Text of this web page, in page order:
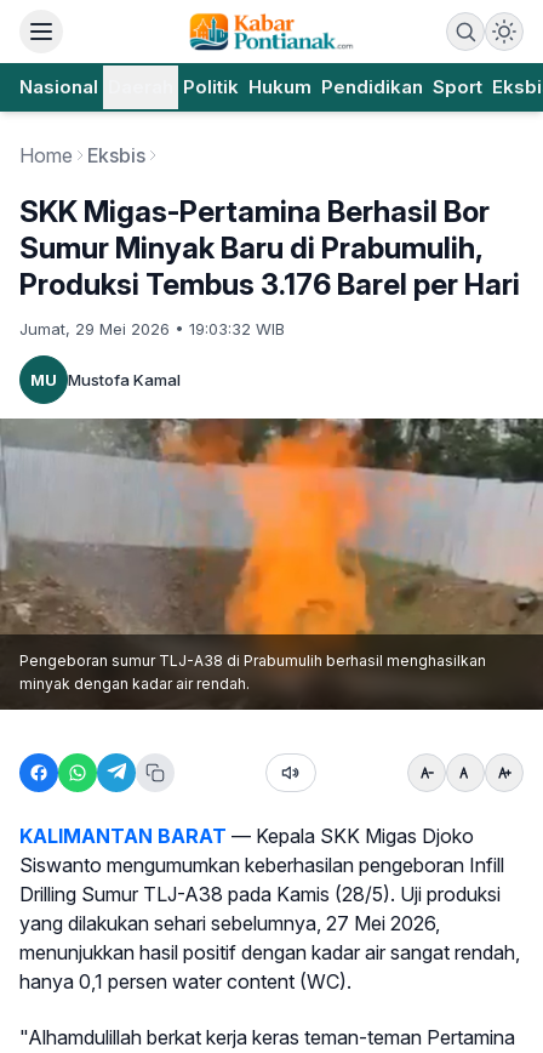
Nasional Politik Hukum Pendidikan Sport
Home Eksbis
SKK Migas-Pertamina Berhasil Bor
Sumur Minyak Baru di Prabumulih,
Produksi Tembus 3.176 Barel per Hari
Jumat, 29 Mei 2026 • 19:03:32 WIB
MU Mustofa Kamal
Pengeboran sumur TLJ-A38 di Prabumulih berhasil menghasilkan
minyak dengan kadar air rendah.
KALIMANTAN BARAT — Kepala SKK Migas Djoko
Siswanto mengumumkan keberhasilan pengeboran Infill
Drilling Sumur TLJ-A38 pada Kamis (28/5). Uji produksi
yang dilakukan sehari sebelumnya, 27 Mei 2026,
menunjukkan hasil positif dengan kadar air sangat rendah,
hanya 0,1 persen water content (WC).
"Alhamdulillah berkat kerja keras teman-teman Pertamina